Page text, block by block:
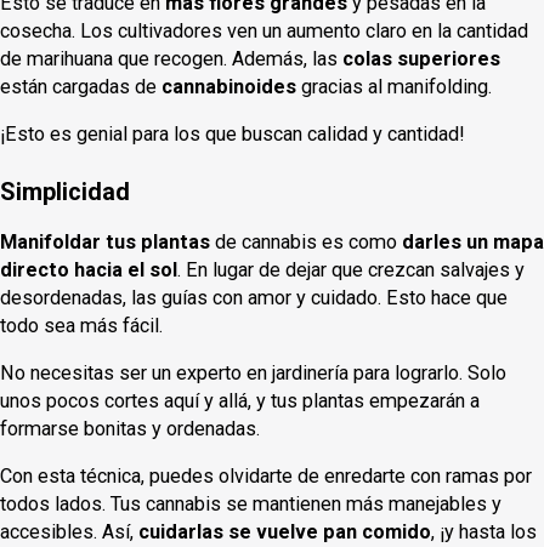
cosecha. Los cultivadores ven un aumento claro en la cantidad
de marihuana que recogen. Además, las colas superiores
están cargadas de cannabinoides gracias al manifolding.
¡Esto es genial para los que buscan calidad y cantidad!
Simplicidad
Manifoldar tus plantas de cannabis es como darles un mapa
directo hacia el sol. En lugar de dejar que crezcan salvajes y
desordenadas, las guías con amor y cuidado. Esto hace que
todo sea más fácil.
No necesitas ser un experto en jardinería para lograrlo. Solo
unos pocos cortes aquí y allá, y tus plantas empezarán a
formarse bonitas y ordenadas.
Con esta técnica, puedes olvidarte de enredarte con ramas por
todos lados. Tus cannabis se mantienen más manejables y
accesibles. Así, cuidarlas se vuelve pan comido, ¡y hasta los